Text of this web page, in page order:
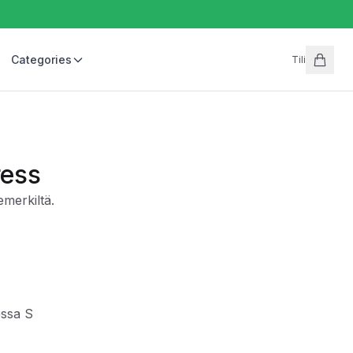
Categories Tili
S